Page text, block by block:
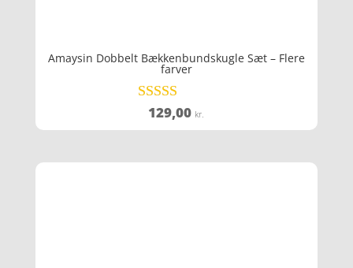
Amaysin Dobbelt Bækkenbundskugle Sæt – Flere
farver
Vurderet
3.6
129,00 kr.